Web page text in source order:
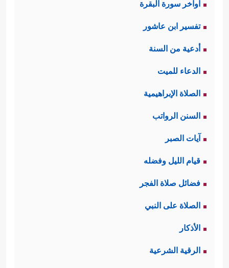
اواخر سورة البقرة
تفسير ابن عاشور
أدعية من السنة
الدعاء للميت
الصلاة الإبراهيمية
السنن الرواتب
آيات الصبر
قيام الليل وفضله
فضائل صلاة الفجر
الصلاة على النبي
الأذكار
الرقية الشرعية